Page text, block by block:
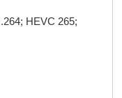
HEVC 265;